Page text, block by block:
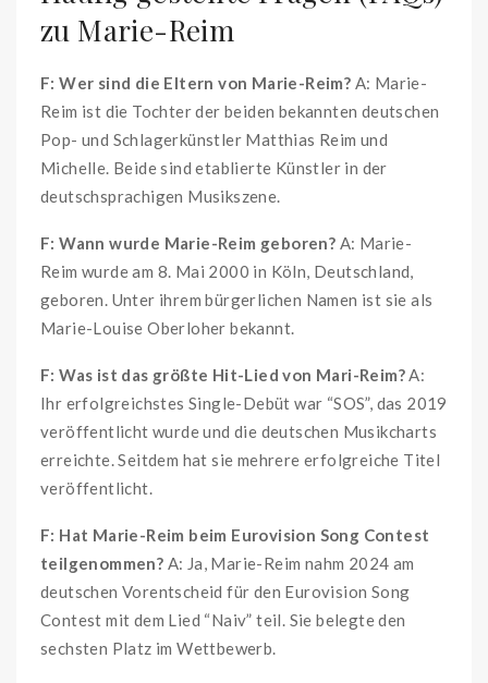
zu Marie-Reim
F: Wer sind die Eltern von Marie-Reim? A: Marie-
Reim ist die Tochter der beiden bekannten deutschen
Pop- und Schlagerkünstler Matthias Reim und
Michelle. Beide sind etablierte Künstler in der
deutschsprachigen Musikszene.
F: Wann wurde Marie-Reim geboren? A: Marie-
Reim wurde am 8. Mai 2000 in Köln, Deutschland,
geboren. Unter ihrem bürgerlichen Namen ist sie als
Marie-Louise Oberloher bekannt.
F: Was ist das größte Hit-Lied von Mari-Reim? A:
Ihr erfolgreichstes Single-Debüt war “SOS”, das 2019
veröffentlicht wurde und die deutschen Musikcharts
erreichte. Seitdem hat sie mehrere erfolgreiche Titel
veröffentlicht.
F: Hat Marie-Reim beim Eurovision Song Contest
teilgenommen? A: Ja, Marie-Reim nahm 2024 am
deutschen Vorentscheid für den Eurovision Song
Contest mit dem Lied “Naiv” teil. Sie belegte den
sechsten Platz im Wettbewerb.